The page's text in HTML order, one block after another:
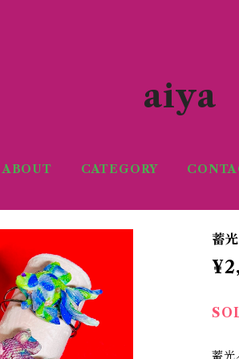
aiya
ABOUT CATEGORY
蓄
蓄光